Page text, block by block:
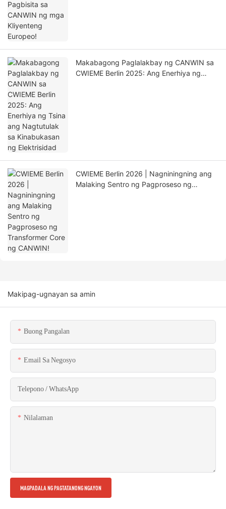
Makabagong Paglalakbay ng CANWIN sa
CWIEME Berlin 2025: Ang Enerhiya ng
CWIEME Berlin 2026 | Nagniningning ang
Malaking Sentro ng Pagproseso ng
Makipag-ugnayan sa amin
Buong Pangalan
Email Sa Negosyo
Telepono / WhatsApp
Nilalaman
MAGPADALA NG PAGTATANONG NGAYON